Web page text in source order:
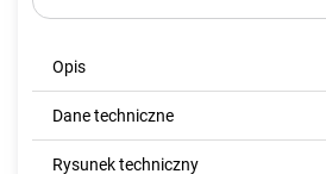
Opis
Dane techniczne
Rysunek techniczny